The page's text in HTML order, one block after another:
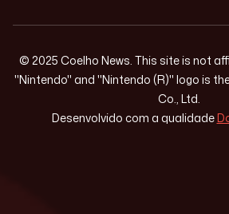
© 2025 Coelho News. This site is not
"Nintendo" and "Nintendo (R)" logo is
Co., Ltd.
Desenvolvido com a qualidade